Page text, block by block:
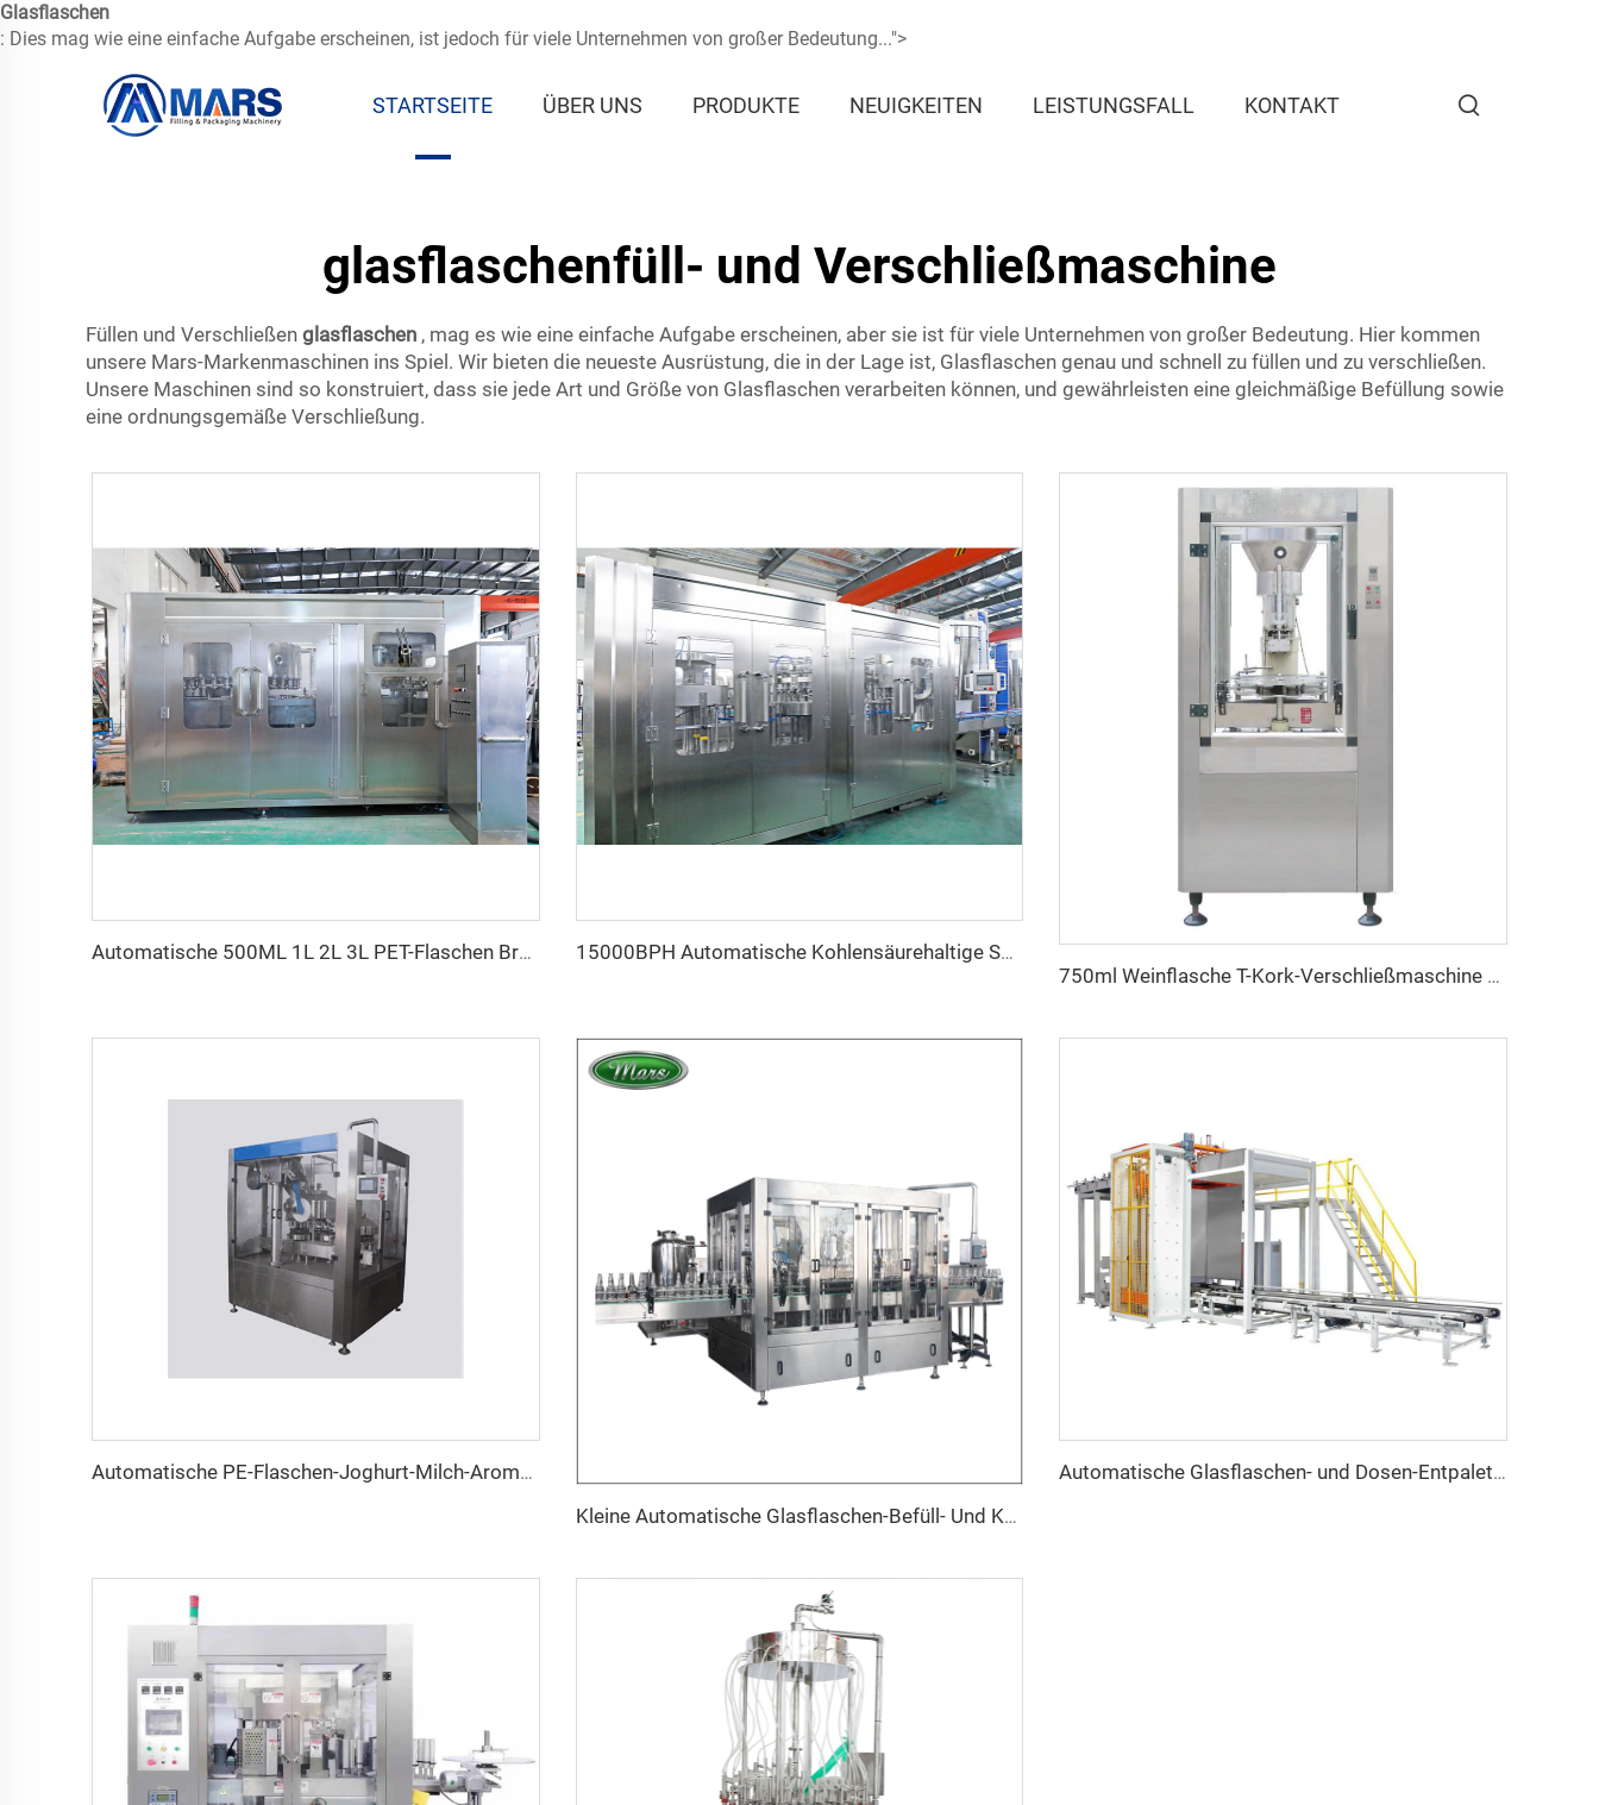
Glasflaschen
: Dies mag wie eine einfache Aufgabe erscheinen, ist jedoch für viele Unternehmen von großer Bedeutung...">
STARTSEITE ÜBER UNS PRODUKTE NEUIGKEITEN LEISTUNGSFALL KONTAKT
glasflaschenfüll- und Verschließmaschine
Füllen und Verschließen glasflaschen , mag es wie eine einfache Aufgabe erscheinen, aber sie ist für viele Unternehmen von großer Bedeutung. Hier kommen
unsere Mars-Markenmaschinen ins Spiel. Wir bieten die neueste Ausrüstung, die in der Lage ist, Glasflaschen genau und schnell zu füllen und zu verschließen.
Unsere Maschinen sind so konstruiert, dass sie jede Art und Größe von Glasflaschen verarbeiten können, und gewährleisten eine gleichmäßige Befüllung sowie
eine ordnungsgemäße Verschließung.
Automatische 500ML 1L 2L 3L PET-Flaschen Brauerei-Wasch-, Füll- und Verschließmaschinenlinie
15000BPH Automatische Kohlensäurehaltige Sprudelwasser-Abfüllmaschine 40-40-12 500ml Füll Elektromotor PLC für Getränke Kunststoff
750ml Weinflasche T-Kork-Verschließmaschine zum Verkauf, nicht wiederverwendbar DSJ-1 Mars
Automatische PE-Flaschen-Joghurt-Milch-Aromatisierte Litschisaft-Getränk-Hot-Filling-Abfüll- Und Verschließmaschine
Kleine Automatische Glasflaschen-Befüll- Und Kronkorkenmaschine Im 3-In-1-Isobarverfahren
Automatische Glasflaschen- und Dosen-Entpalettiermaschine